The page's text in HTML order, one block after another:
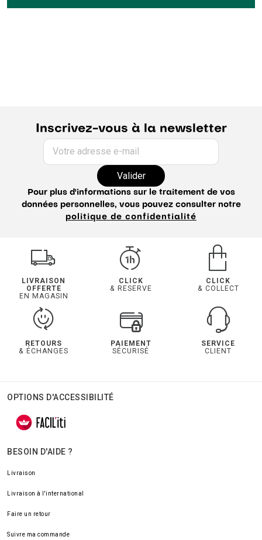
Inscrivez-vous à la newsletter
Votre adresse e-mail
Valider
Pour plus d'informations sur le traitement de vos
données personnelles, vous pouvez consulter notre
politique de confidentialité
LIVRAISON
OFFERTE
EN MAGASIN
CLICK
& RESERVE
CLICK
& COLLECT
RETOURS
& ÉCHANGES
PAIEMENT
SÉCURISÉ
SERVICE
CLIENT
OPTIONS D'ACCESSIBILITÉ
BESOIN D'AIDE ?
Livraison
Livraison à l'international
Faire un retour
Suivre ma commande